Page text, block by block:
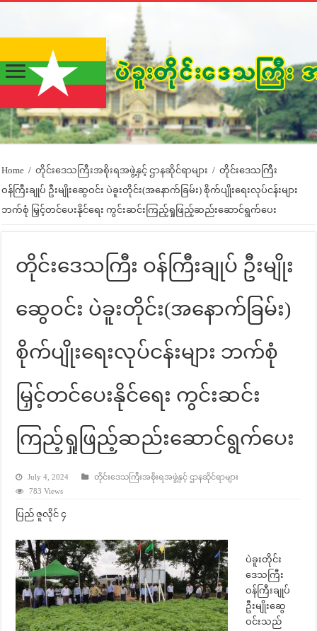
Home / တိုင်းဒေသကြီးအစိုးရအဖွဲ့နှင့် ဌာနဆိုင်ရာများ / တိုင်းဒေသကြီး
ဝန်ကြီးချုပ် ဦးမျိုးဆွေဝင်း ပဲခူးတိုင်း(အနောက်ခြမ်း) စိုက်ပျိုးရေးလုပ်ငန်းများ
ဘက်စုံ မြှင့်တင်ပေးနိုင်ရေး ကွင်းဆင်းကြည့်ရှုဖြည့်ဆည်းဆောင်ရွက်ပေး
တိုင်းဒေသကြီး ဝန်ကြီးချုပ် ဦးမျိုး
ဆွေဝင်း ပဲခူးတိုင်း(အနောက်ခြမ်း)
စိုက်ပျိုးရေးလုပ်ငန်းများ ဘက်စုံ
မြှင့်တင်ပေးနိုင်ရေး ကွင်းဆင်း
ကြည့်ရှုဖြည့်ဆည်းဆောင်ရွက်ပေး
July 4, 2024
တိုင်းဒေသကြီးအစိုးရအဖွဲ့နှင့် ဌာနဆိုင်ရာများ
783 Views
ပြည် ဇူလိုင် ၄
ပဲခူးတိုင်း
ဒေသကြီး
ဝန်ကြီးချုပ်
ဦးမျိုးဆွေ
ဝင်းသည်